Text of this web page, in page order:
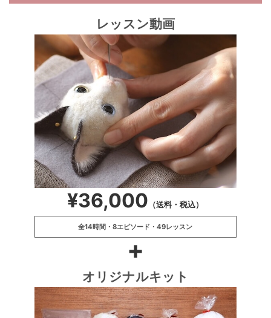
レッスン動画
¥36,000 （送料・税込）
全14時間・8エピソード・49レッスン
+
オリジナルキット